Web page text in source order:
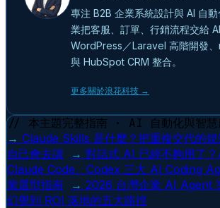
專注 B2B 企業系統設計與 AI 自
業把客服、訂單、行銷流程交給
WordPress／Laravel 高階開發
與 HubSpot CRM 整合。
更多關於浪花科技 →
// 本主題完整指南 · AI 自動化與智慧
→ Claude Skills 是什麼？把重複交代的
自己會去讀
→ 對話式 AI 已經不夠用了？
Claude Code、Codex 三大 AI Coding
業選型指南
→ 2026 台灣企業 AI Agent
幻覺到 ROI 落地的五大路徑